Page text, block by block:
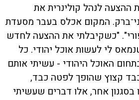
ההצעה לנהל קולינרית את
המקום אכלס בעבר מסעדת
"כשקיבלתי את ההצעה לחדש
לי לעשות אוכל יהודי. כל
האוכל היהודי - עשיתי אותם
קצוץ שהופך לפטה כבד,
בסגנון אחר, אלו דברים שעשיתי